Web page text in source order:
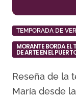
TEMPORADA DE
MORANTE BORDA EL
DE ARTE EN EL
Reseña de la tercera del Puerto de Santa
María desde